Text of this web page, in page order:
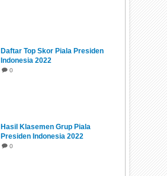
Daftar Top Skor Piala Presiden
Indonesia 2022
0
Hasil Klasemen Grup Piala
Presiden Indonesia 2022
0